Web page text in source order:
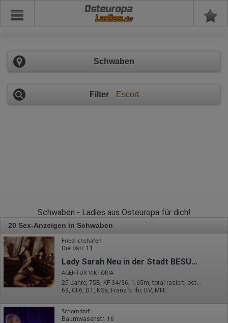
Osteuropa
Schwaben
Filter Escort
Schwaben - Ladies aus Osteuropa für dich!
20 Sex-Anzeigen in Schwaben
Friedrichshafen
Dietostr. 11
Lady Sarah Neu in der Stadt BESUCHBAR UND HAUSE UND HOTELBESUCHE
AGENTUR VIKTORIA
25 Jahre, 75B, KF 34/36, 1.65m, total rasiert, osteuropäisch
69, GF6, DT, NSa, Franz b. Ihr, BV, MFF
Schorndorf
Baumwasenstr. 16